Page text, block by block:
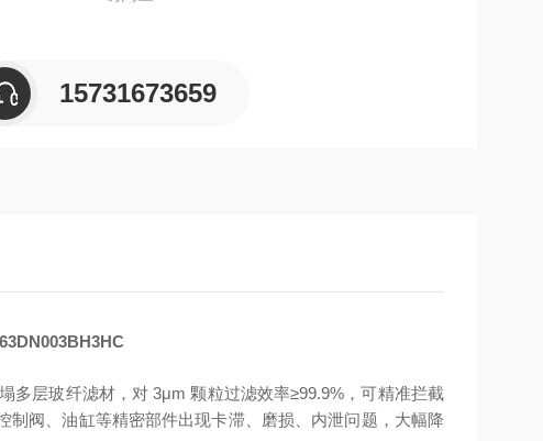
15731673659
多层玻纤滤材，对 3μm 颗粒过滤效率≥99.9%，可精准拦截
阀、油缸等精密部件出现卡滞、磨损、内泄问题，大幅降